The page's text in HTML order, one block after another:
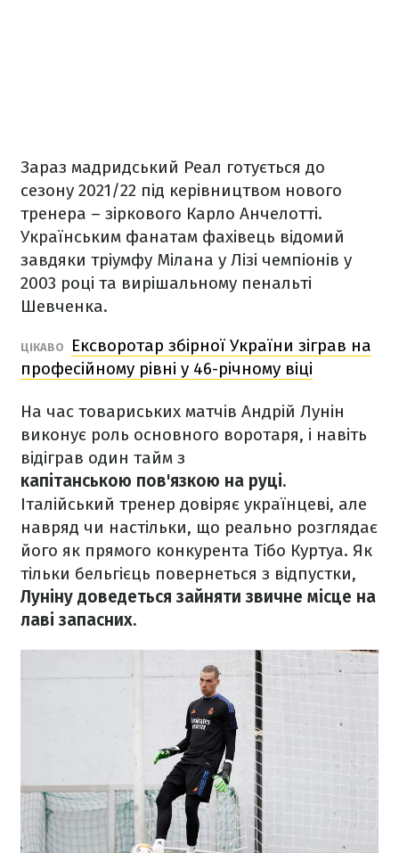
Зараз мадридський Реал готується до
сезону 2021/22 під керівництвом нового
тренера – зіркового Карло Анчелотті.
Українським фанатам фахівець відомий
завдяки тріумфу Мілана у Лізі чемпіонів у
2003 році та вирішальному пенальті
Шевченка.
ЦІКАВО
Ексворотар збірної України зіграв на
професійному рівні у 46-річному віці
На час товариських матчів Андрій Лунін
виконує роль основного воротаря, і навіть
відіграв один тайм з
капітанською пов'язкою на руці.
Італійський тренер довіряє українцеві, але
навряд чи настільки, що реально розглядає
його як прямого конкурента Тібо Куртуа. Як
тільки бельгієць повернеться з відпустки,
Луніну доведеться зайняти звичне місце на
лаві запасних.